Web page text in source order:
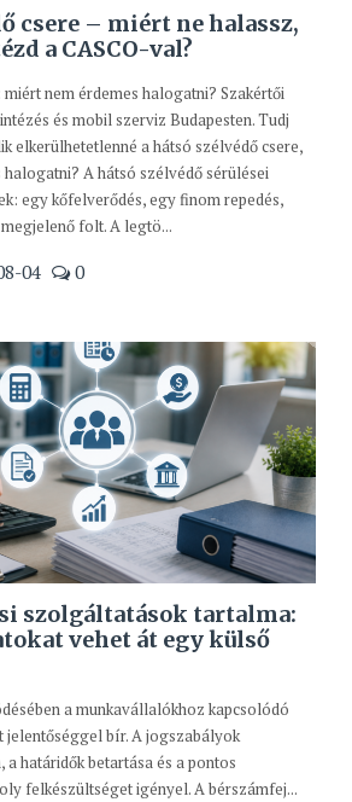
csere – miért ne halassz,
a CASCO-val?
nem érdemes halogatni? Szakértői
és mobil szerviz Budapesten. Tudj
elkerülhetetlenné a hátsó szélvédő csere,
halogatni? A hátsó szélvédő sérülései
egy kőfelverődés, egy finom repedés,
folt. A legtö...
04 0
szolgáltatások tartalma:
vehet át egy külső
a munkavállalókhoz kapcsolódó
jelentőséggel bír. A jogszabályok
határidők betartása és a pontos
felkészültséget igényel. A bérszámfej...